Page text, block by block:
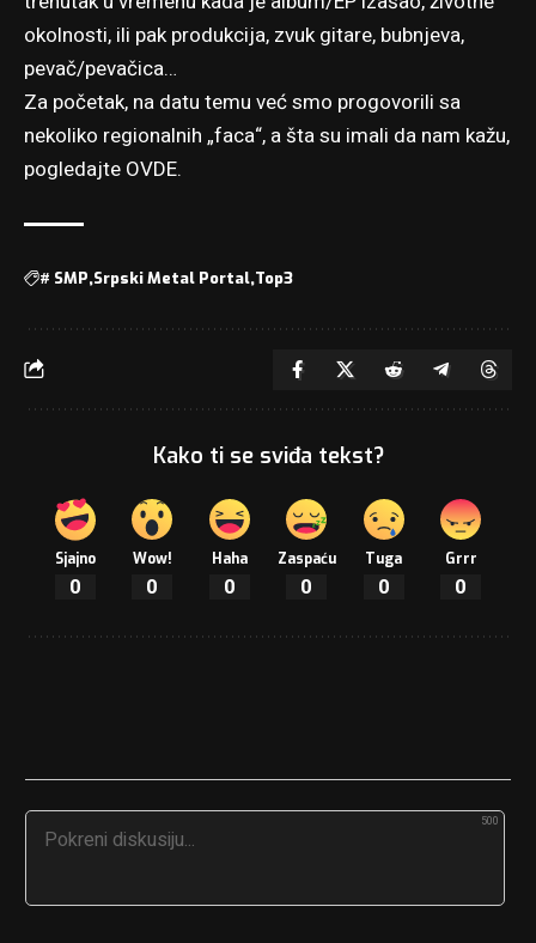
okolnosti, ili pak produkcija, zvuk gitare, bubnjeva,
pevač/pevačica…
Za početak, na datu temu već smo progovorili sa
nekoliko regionalnih „faca“, a šta su imali da nam kažu,
pogledajte OVDE.
# SMP Srpski Metal Portal Top3
Kako ti se sviđa tekst?
Sjajno
0
Wow!
0
Haha
0
Zaspaću
0
Tuga
0
Grrr
0
500